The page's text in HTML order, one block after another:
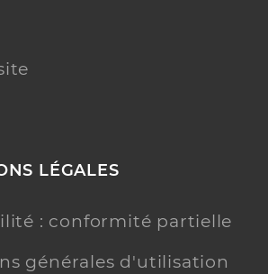
LÉGALES
: conformité partielle
générales d'utilisation